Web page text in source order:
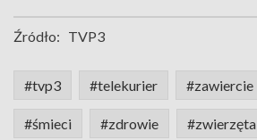
Źródło: TVP3
#tvp3 #telekurier #zawiercie
#śmieci #zdrowie #zwierzęta